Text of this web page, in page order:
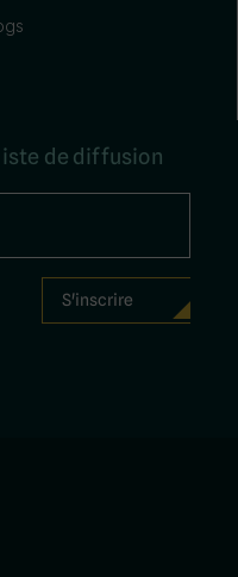
de diffusion